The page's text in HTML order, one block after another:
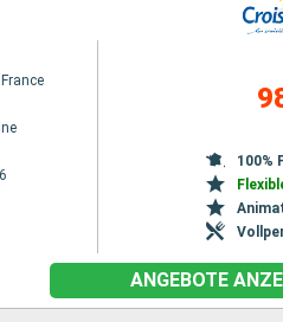
100%
ANGEBOTE